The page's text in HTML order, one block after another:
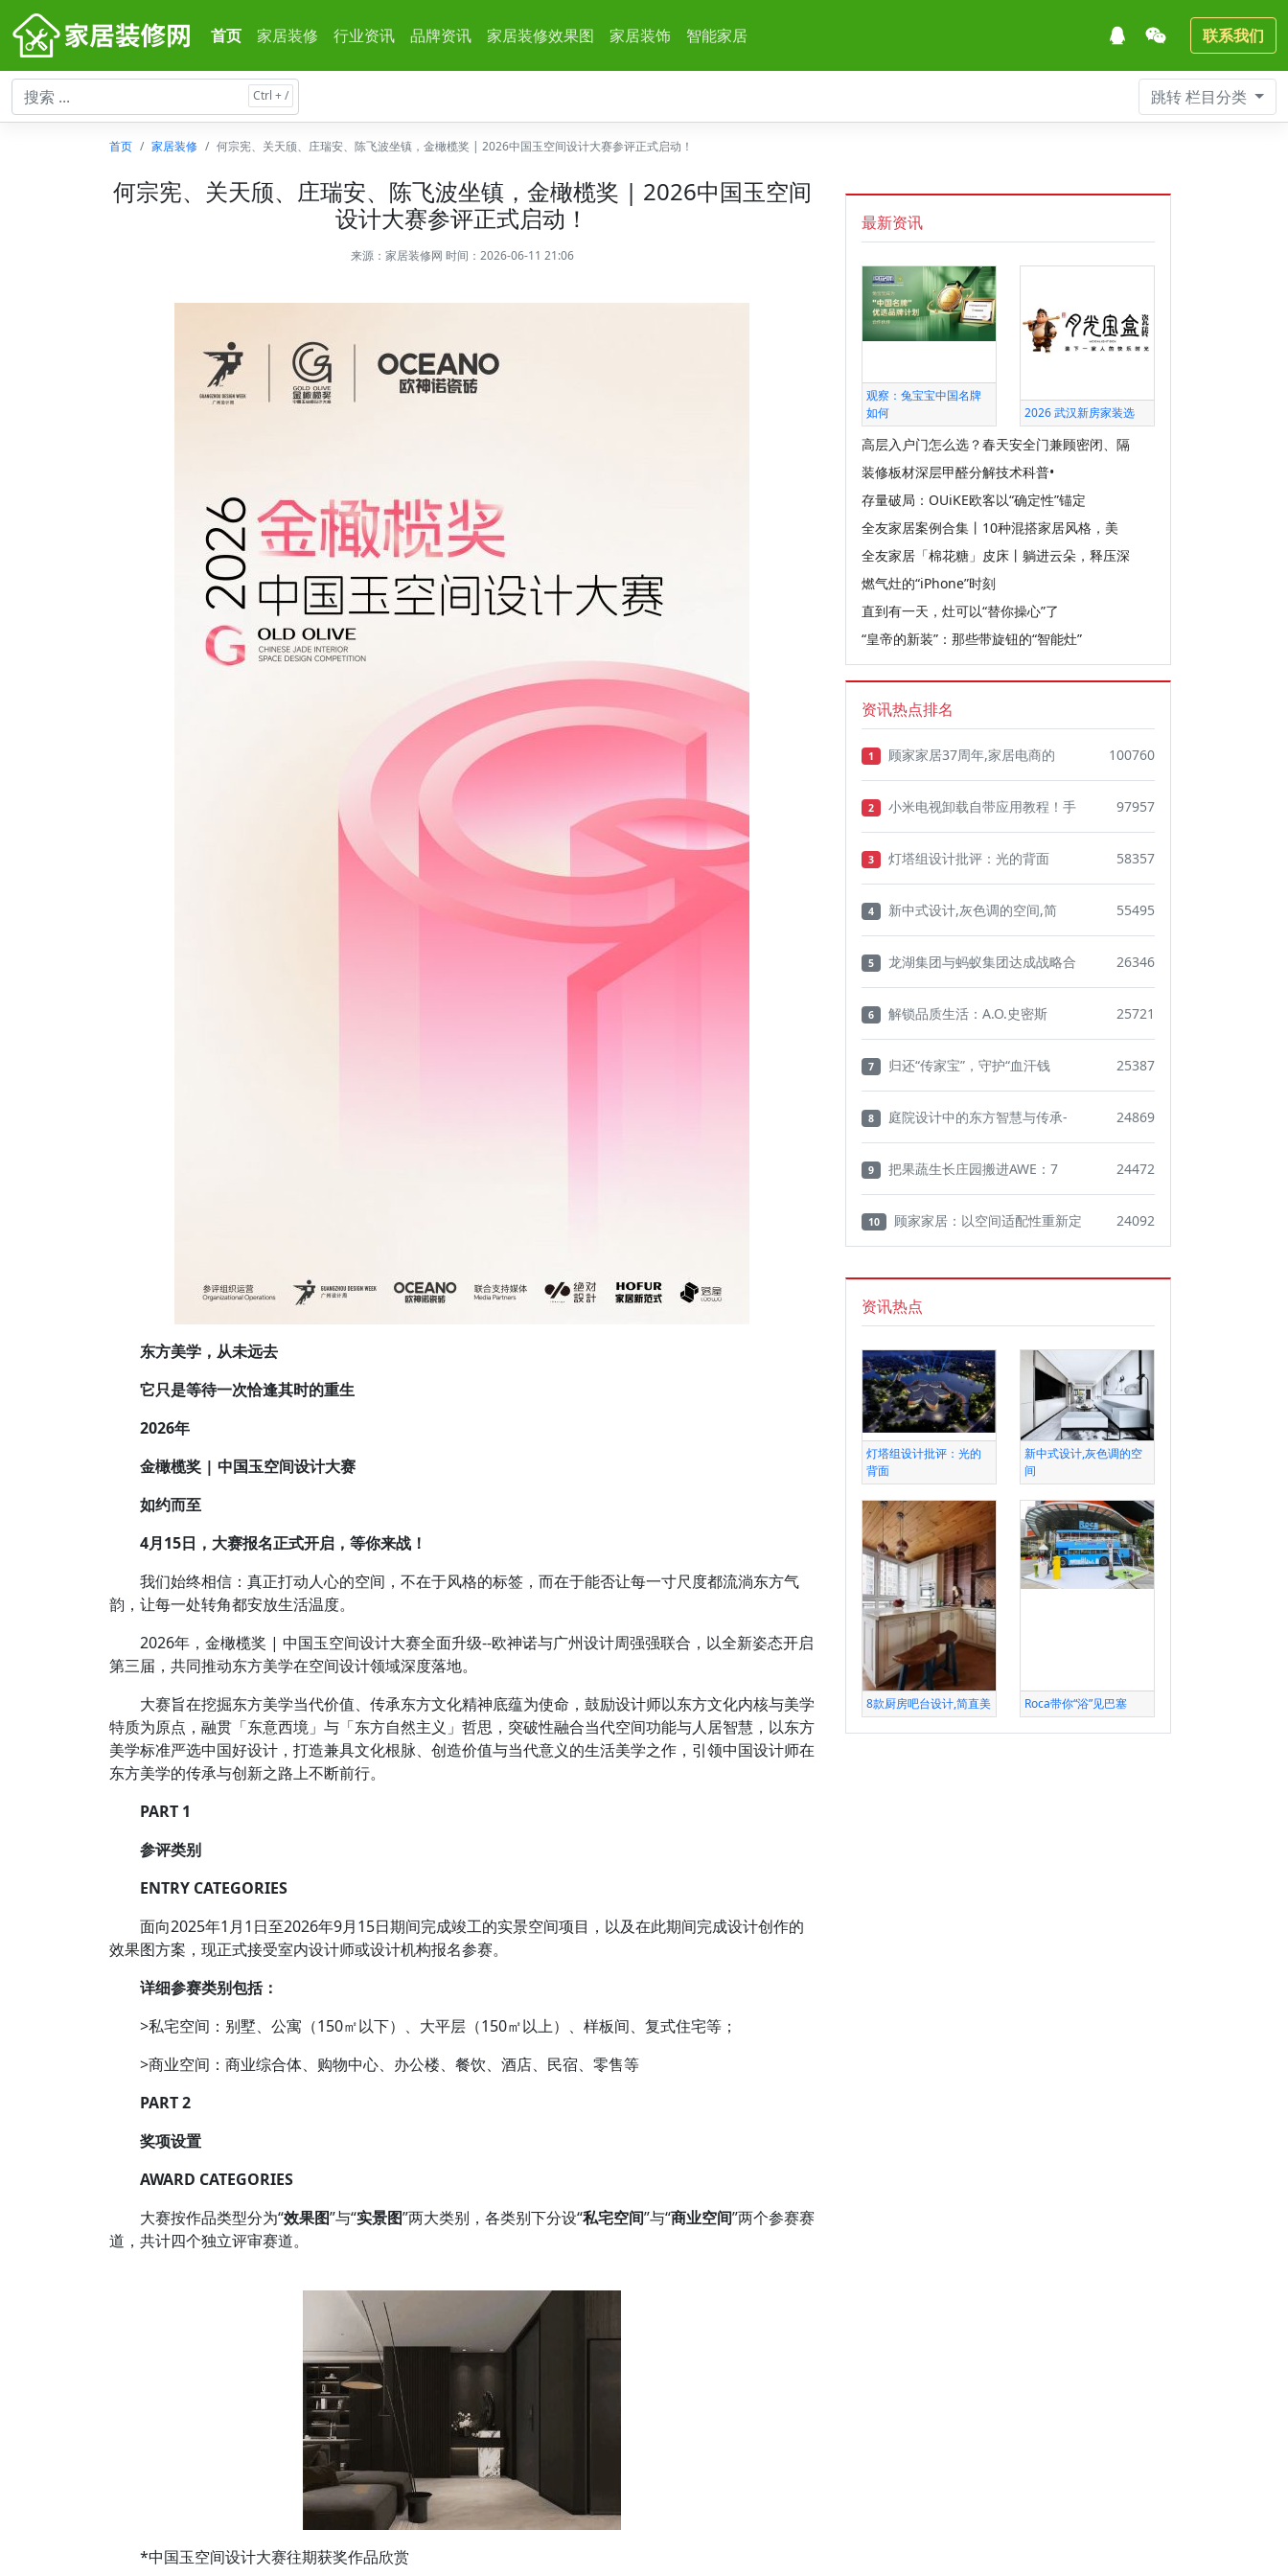
首页 家居装修 行业资讯 品牌资讯 家居装修效果图 家居装饰 智能家居 联系我们
跳转栏目分类
首页 家居装修 何宗宪、关天颀、庄瑞安、陈飞波坐镇，金橄榄奖 | 2026中国玉空间设计大赛参评正式启动！
何宗宪、关天颀、庄瑞安、陈飞波坐镇，金橄榄奖 | 2026中国玉空间
设计大赛参评正式启动！
来源： 家居装修网 时间：2026-06-11 21:06
东方美学，从未远去
它只是等待一次恰逢其时的重生
2026年
金橄榄奖 | 中国玉空间设计大赛
如约而至
4月15日，大赛报名正式开启，等你来战！
我们始终相信：真正打动人心的空间，不在于风格的标签，而在于能否让每一寸尺度都流淌东方气
韵，让每一处转角都安放生活温度。
2026年，金橄榄奖 | 中国玉空间设计大赛全面升级--欧神诺与广州设计周强强联合，以全新姿态开启
第三届，共同推动东方美学在空间设计领域深度落地。
大赛旨在挖掘东方美学当代价值、传承东方文化精神底蕴为使命，鼓励设计师以东方文化内核与美学
特质为原点，融贯「东意西境」与「东方自然主义」哲思，突破性融合当代空间功能与人居智慧，以东方
美学标准严选中国好设计，打造兼具文化根脉、创造价值与当代意义的生活美学之作，引领中国设计师在
东方美学的传承与创新之路上不断前行。
PART 1
参评类别
ENTRY CATEGORIES
面向2025年1月1日至2026年9月15日期间完成竣工的实景空间项目，以及在此期间完成设计创作的
效果图方案，现正式接受室内设计师或设计机构报名参赛。
详细参赛类别包括：
>私宅空间：别墅、公寓（150㎡以下）、大平层（150㎡以上）、样板间、复式住宅等；
>商业空间：商业综合体、购物中心、办公楼、餐饮、酒店、民宿、零售等
PART 2
奖项设置
AWARD CATEGORIES
大赛按作品类型分为“效果图”与“实景图”两大类别，各类别下分设“私宅空间”与“商业空间”两个参赛赛
道，共计四个独立评审赛道。
*中国玉空间设计大赛往期获奖作品欣赏
最新资讯
观察：兔宝宝中国名牌
如何
2026 武汉新房家装选
高层入户门怎么选？春天安全门兼顾密闭、隔
装修板材深层甲醛分解技术科普•
存量破局：OUiKE欧客以“确定性”锚定
全友家居案例合集丨10种混搭家居风格，美
全友家居「棉花糖」皮床丨躺进云朵，释压深
燃气灶的“iPhone”时刻
直到有一天，灶可以“替你操心”了
“皇帝的新装”：那些带旋钮的“智能灶”
资讯热点排名
1 顾家家居37周年,家居电商的 100760
2 小米电视卸载自带应用教程！手 97957
3 灯塔组设计批评：光的背面 58357
4 新中式设计,灰色调的空间,简 55495
5 龙湖集团与蚂蚁集团达成战略合 26346
6 解锁品质生活：A.O.史密斯 25721
7 归还“传家宝”，守护“血汗钱 25387
8 庭院设计中的东方智慧与传承- 24869
9 把果蔬生长庄园搬进AWE：7 24472
10 顾家家居：以空间适配性重新定 24092
资讯热点
灯塔组设计批评：光的
背面
新中式设计,灰色调的空
间
8款厨房吧台设计,简直美 Roca带你“浴”见巴塞